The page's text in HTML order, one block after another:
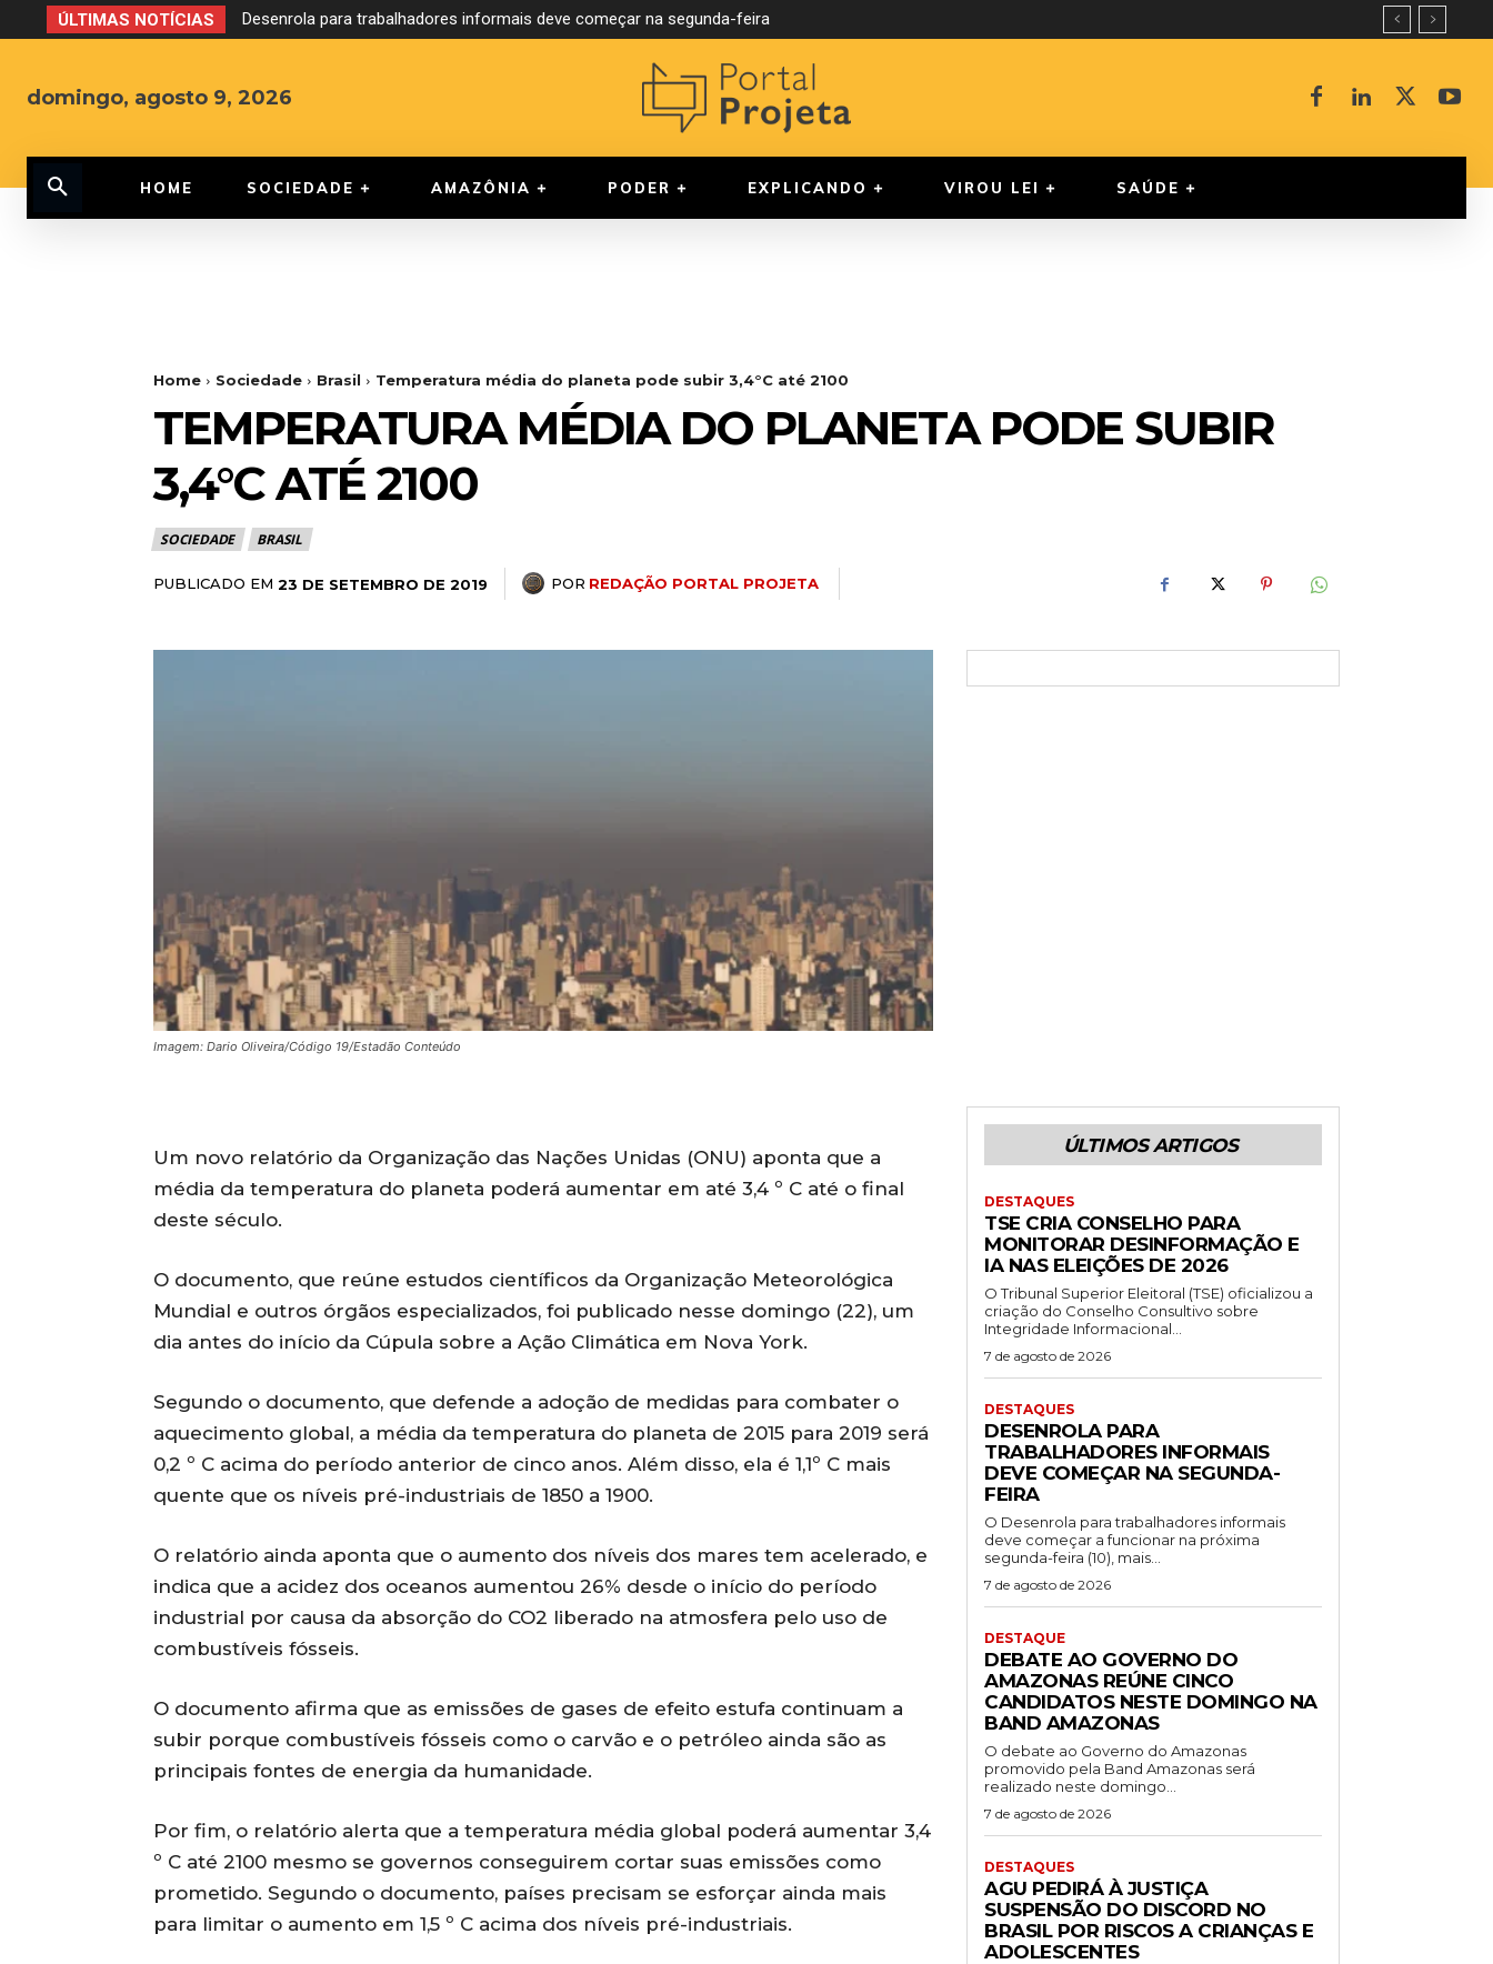
ÚLTIMAS NOTÍCIAS Desenrola para trabalhadores informais deve começar na segunda-feira
domingo, agosto 9, 2026
HOME SOCIEDADE AMAZÔNIA PODER EXPLICANDO VIROU LEI SAÚDE
Home Sociedade Brasil Temperatura média do planeta pode subir 3,4°C até 2100
TEMPERATURA MÉDIA DO PLANETA PODE SUBIR
3,4°C ATÉ 2100
SOCIEDADE BRASIL
PUBLICADO EM 23 DE SETEMBRO DE 2019 POR REDAÇÃO PORTAL PROJETA
Imagem: Dario Oliveira/Código 19/Estadão Conteúdo
Um novo relatório da Organização das Nações Unidas (ONU) aponta que a
média da temperatura do planeta poderá aumentar em até 3,4 º C até o final
deste século.
O documento, que reúne estudos científicos da Organização Meteorológica
Mundial e outros órgãos especializados, foi publicado nesse domingo (22), um
dia antes do início da Cúpula sobre a Ação Climática em Nova York.
Segundo o documento, que defende a adoção de medidas para combater o
aquecimento global, a média da temperatura do planeta de 2015 para 2019 será
0,2 º C acima do período anterior de cinco anos. Além disso, ela é 1,1º C mais
quente que os níveis pré-industriais de 1850 a 1900.
O relatório ainda aponta que o aumento dos níveis dos mares tem acelerado, e
indica que a acidez dos oceanos aumentou 26% desde o início do período
industrial por causa da absorção do CO2 liberado na atmosfera pelo uso de
combustíveis fósseis.
O documento afirma que as emissões de gases de efeito estufa continuam a
subir porque combustíveis fósseis como o carvão e o petróleo ainda são as
principais fontes de energia da humanidade.
Por fim, o relatório alerta que a temperatura média global poderá aumentar 3,4
º C até 2100 mesmo se governos conseguirem cortar suas emissões como
prometido. Segundo o documento, países precisam se esforçar ainda mais
para limitar o aumento em 1,5 º C acima dos níveis pré-industriais.
ÚLTIMOS ARTIGOS
DESTAQUES
TSE CRIA CONSELHO PARA
MONITORAR DESINFORMAÇÃO E
IA NAS ELEIÇÕES DE 2026
O Tribunal Superior Eleitoral (TSE) oficializou a
criação do Conselho Consultivo sobre
Integridade Informacional...
7 de agosto de 2026
DESTAQUES
DESENROLA PARA
TRABALHADORES INFORMAIS
DEVE COMEÇAR NA SEGUNDA-
FEIRA
O Desenrola para trabalhadores informais
deve começar a funcionar na próxima
segunda-feira (10), mais...
7 de agosto de 2026
DESTAQUE
DEBATE AO GOVERNO DO
AMAZONAS REÚNE CINCO
CANDIDATOS NESTE DOMINGO NA
BAND AMAZONAS
O debate ao Governo do Amazonas
promovido pela Band Amazonas será
realizado neste domingo...
7 de agosto de 2026
DESTAQUES
AGU PEDIRÁ À JUSTIÇA
SUSPENSÃO DO DISCORD NO
BRASIL POR RISCOS A CRIANÇAS E
ADOLESCENTES